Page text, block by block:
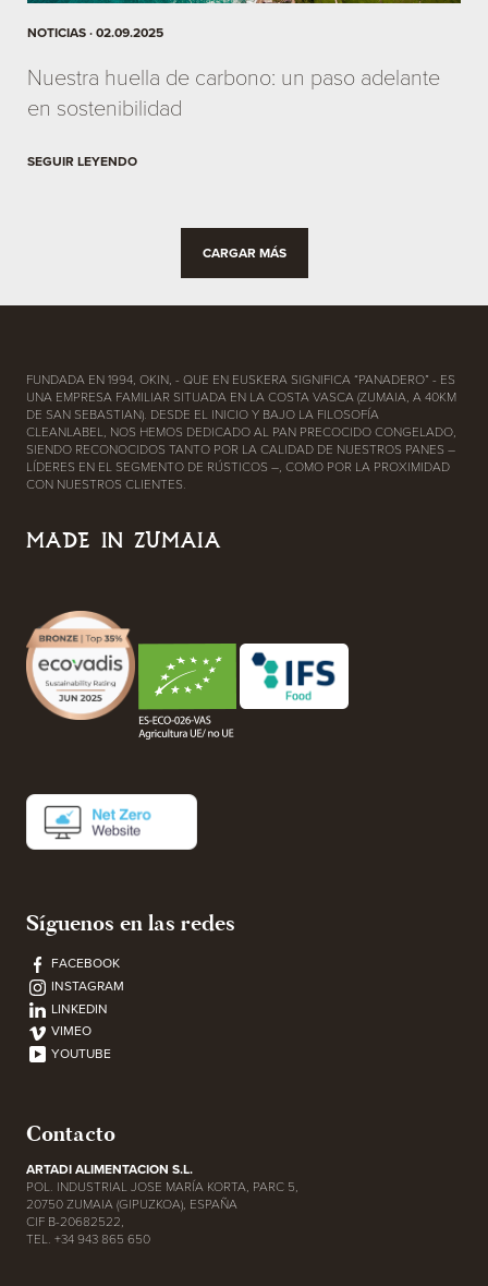
NOTICIAS · 02.09.2025
Nuestra huella de carbono: un paso adelante
en sostenibilidad
SEGUIR LEYENDO
CARGAR MÁS
FUNDADA EN 1994, OKIN, - QUE EN EUSKERA SIGNIFICA “PANADERO” - ES
UNA EMPRESA FAMILIAR SITUADA EN LA COSTA VASCA (ZUMAIA, A 40KM
DE SAN SEBASTIAN). DESDE EL INICIO Y BAJO LA FILOSOFÍA
CLEANLABEL, NOS HEMOS DEDICADO AL PAN PRECOCIDO CONGELADO,
SIENDO RECONOCIDOS TANTO POR LA CALIDAD DE NUESTROS PANES –
LÍDERES EN EL SEGMENTO DE RÚSTICOS –, COMO POR LA PROXIMIDAD
CON NUESTROS CLIENTES.
MADE IN ZUMAIA
Síguenos en las redes
FACEBOOK
INSTAGRAM
LINKEDIN
VIMEO
YOUTUBE
Contacto
ARTADI ALIMENTACION S.L.
POL. INDUSTRIAL JOSE MARÍA KORTA, PARC 5,
20750 ZUMAIA (GIPUZKOA), ESPAÑA
CIF B-20682522,
TEL. +34 943 865 650